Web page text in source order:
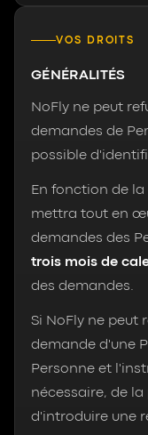
VOS DROITS
GÉNÉRALITÉS
NoFly ne peut
demandes de
possible
En fonction de
mettra tout en
demandes des
trois mois de
des demandes.
Si NoFly ne peut
demande d'une
Personne et
nécessaire, de
d'introduire une